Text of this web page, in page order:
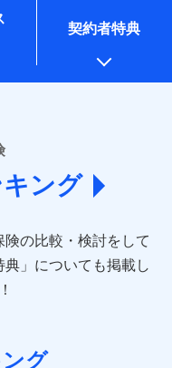
め
ため
業務を行うため
情報は、保険会社のホ
ご確認ください。
式会社
)
www.axa-
会社 (https://www.e-
sonpo)
契約者特典
ング
険の比較・検討をして
典」についても掲載し
グ